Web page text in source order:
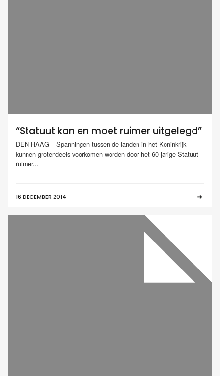
“Statuut kan en moet ruimer uitgelegd”
DEN HAAG – Spanningen tussen de landen in het Koninkrijk
kunnen grotendeels voorkomen worden door het 60-jarige Statuut
ruimer...
16 DECEMBER 2014